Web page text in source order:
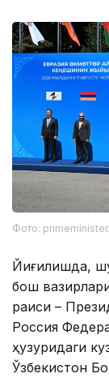
Фото:
Йиғилишда,
бош
раиси –
Россия
ҳузуридаги
Ўзбекистон